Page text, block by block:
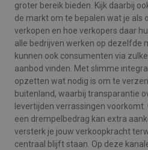
groter bereik bieden. Kijk daarbij
de markt om te bepalen wat je als
verkopen en hoe verkopers daar
alle bedrijven werken op dezelfde
kunnen ook consumenten via
aanbod vinden. Met slimme
opzetten wat nodig is om te
buitenland, waarbij transparantie
levertijden verrassingen
een drempelbedrag kan extra
versterk je jouw verkoopkracht
centraal blijft staan. Op deze